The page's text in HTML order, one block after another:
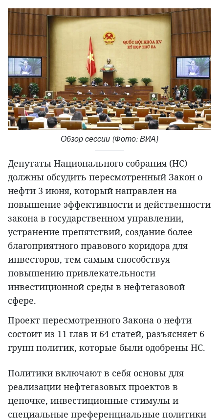
Обзор сессии (Фото: ВИА)
Депутаты Национального собрания (НС)
должны обсудить пересмотренный Закон о
нефти 3 июня, который направлен на
повышение эффективности и действенности
закона в государственном управлении,
устранение препятствий, создание более
благоприятного правового коридора для
инвесторов, тем самым способствуя
повышению привлекательности
инвестиционной среды в нефтегазовой
сфере.
Проект пересмотренного Закона о нефти
состоит из 11 глав и 64 статей, разъясняет 6
групп политик, которые были одобрены НС.
Политики включают в себя основы для
реализации нефтегазовых проектов в
цепочке, инвестиционные стимулы и
специальные преференциальные политики